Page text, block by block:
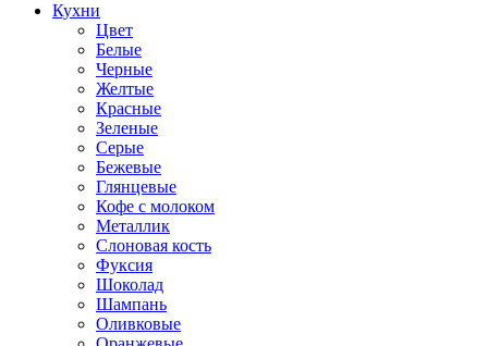
Кухни
Цвет
Белые
Черные
Желтые
Красные
Зеленые
Серые
Бежевые
Глянцевые
Кофе с молоком
Металлик
Слоновая кость
Фуксия
Шоколад
Шампань
Оливковые